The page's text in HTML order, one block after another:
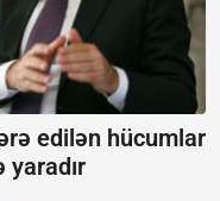
edilən hücumlar